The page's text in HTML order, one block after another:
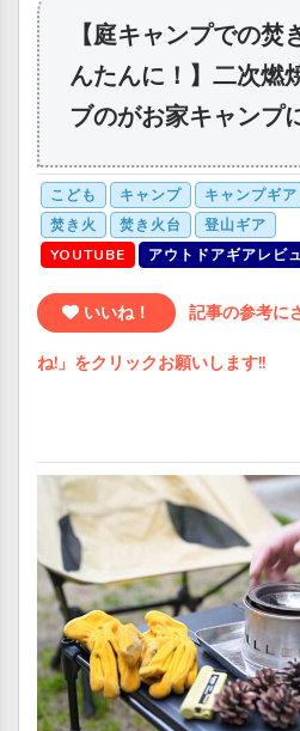
【庭キャンプでの
んたんに！】二次燃
ブのがお家キャンプ
こども キャンプ キャンプギア
焚き火
焚き火台
登山ギア
YOUTUBE
アウトドアギアレビ
いいね！ 記事の参考に
ね!」をクリックお願いします!!